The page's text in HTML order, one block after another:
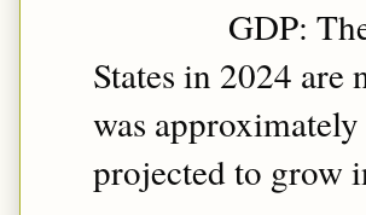
GDP:
States in 2024 are
was
projected to grow